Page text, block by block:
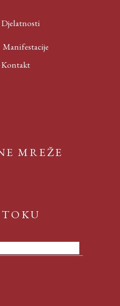
Djelatnosti
Manifestacije
Kontakt
MREŽE